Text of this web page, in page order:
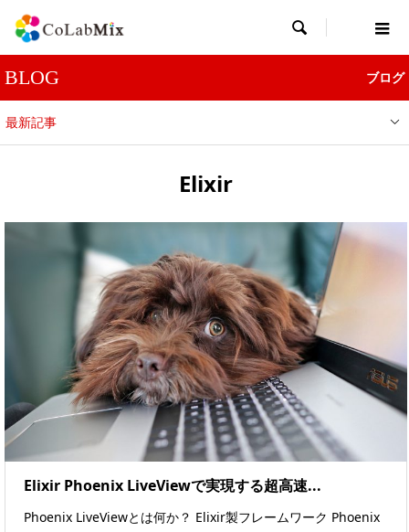

BLOG ブログ
最新記事
Elixir
Elixir Phoenix LiveViewで実現する超高速...
Phoenix LiveViewとは何か？ Elixir製フレームワーク Phoenix